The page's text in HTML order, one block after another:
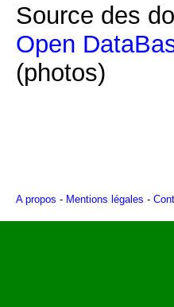
Source des
Open
(photos)
A propos - Mentions légales -